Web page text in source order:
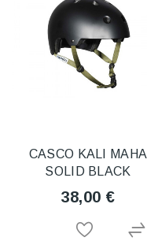
CASCO KALI MAHA
SOLID BLACK
38,00 €